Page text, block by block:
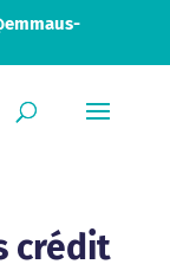
crédit